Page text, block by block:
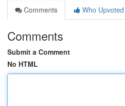
Comments
Who Upvoted
Comments
Submit a Comment
No HTML